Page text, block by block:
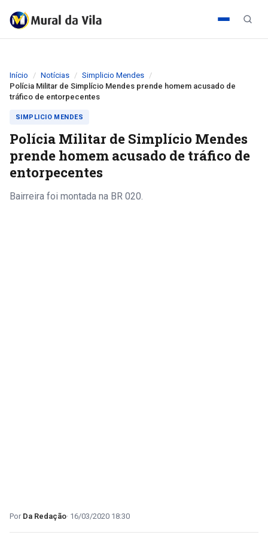
Início Notícias
Simplicio Mendes
Polícia Militar de Simplício Mendes prende homem acusado de
tráfico de entorpecentes
SIMPLICIO MENDES
Polícia Militar de Simplício Mendes
prende homem acusado de tráfico de
entorpecentes
Bairreira foi montada na BR 020.
Da Redação 16/03/2020 18:30